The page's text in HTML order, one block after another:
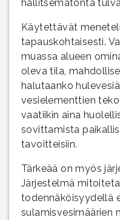
hallitsematonta
Käytettävät
tapauskohtaisesti.
muassa alueen
oleva tila,
halutaanko
vesielementtien
vaatiikin aina
sovittamista
tavoitteisiin.
Tärkeää on myös
Järjestelmä
todennäköisyydellä
sulamisvesimäärien